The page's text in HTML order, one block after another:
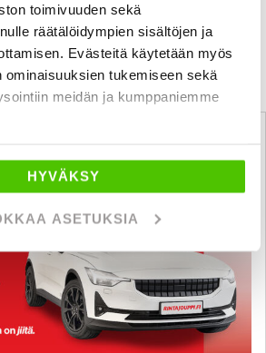
toimivuuden sekä
räätälöidympien sisältöjen ja
Evästeitä käytetään myös
ominaisuuksien tukemiseen sekä
meidän ja kumppaniemme
HYVÄKSY
ASETUKSIA
AUTOT